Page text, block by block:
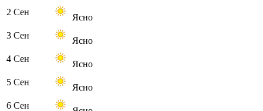
2 Сен
Ясно
3 Сен
Ясно
4 Сен
Ясно
5 Сен
Ясно
6 Сен